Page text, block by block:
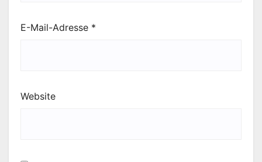
E-Mail-Adresse *
Website